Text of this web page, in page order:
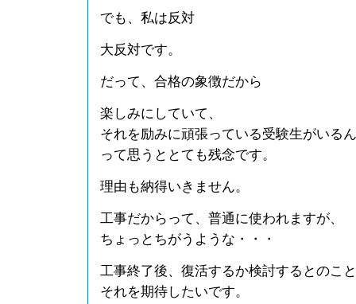
でも、私は反対
大反対です。
だって、合格の象徴だから
楽しみにしていて、
それを励みに頑張っている受験生がいる
って思うととても残念です。
理由も納得いきません。
工事だからって、普通に使われますが、
ちょっとちがうような・・・
工事終了後、復活するか検討するとのこ
それを期待したいです。